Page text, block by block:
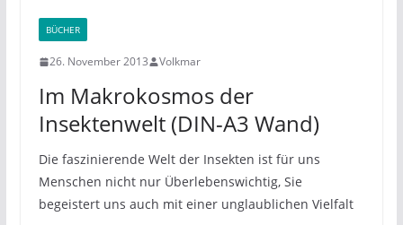
BÜCHER
26. November 2013 Volkmar
Im Makrokosmos der
Insektenwelt (DIN-A3 Wand)
Die faszinierende Welt der Insekten ist für uns
Menschen nicht nur Überlebenswichtig, Sie
begeistert uns auch mit einer unglaublichen Vielfalt